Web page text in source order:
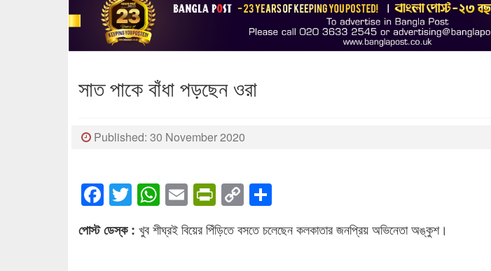
সাত পাকে বাঁধা পড়ছেন ওরা
Published: 30 November 2020
Facebook
Twitter
WhatsApp
EmailPrintFriendly
Copy
Link
পোস্ট ডেস্ক : খুব শীঘ্রই বিয়ের পিঁড়িতে বসতে চলেছেন কলকাতার জনপ্রিয় অভিনেতা অঙ্কুশ।